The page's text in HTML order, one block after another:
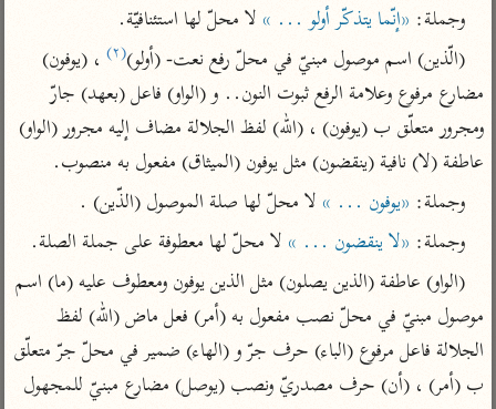
تفسير قتادة
اشترك لتصلك أخبار مشاريعنا
اشترك
راسلنا • تليجرام •تويتر
تعليمات•عن الباحث القرآني
وجملة: «إنّما يتذكّر أولو ... » لا محلّ لها استئنافيّة.
(الّذين) اسم موصول مبنيّ في محلّ رفع نعت- (أولو)(٢)
مضارع مرفوع وعلامة الرفع ثبوت النون.. و (الواو) فاعل (بعهد) جارّ
عاطفة (لا) نافية (ينقضون) مثل يوفون (الميثاق) مفعول به منصوب.
وجملة: «يوفون ... » لا محلّ لها صلة الموصول (الذّين) .
وجملة: «لا ينقضون ... » لا محلّ لها معطوفة على جملة الصلة.